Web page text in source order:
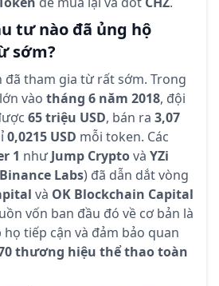
tư nào đã ủng hộ
sớm?
tham gia từ rất sớm. Trong
lớn vào tháng 6 năm 2018, đội
65 triệu USD, bán ra 3,07
0,0215 USD mỗi token. Các
1 nhưJump Cryptovà YZi
Binance Labs) đã dẫn dắt vòng
và OK Blockchain Capital
vốn ban đầu đó về cơ bản là
tiếp cận và đảm bảo quan
thương hiệu thể thao toàn